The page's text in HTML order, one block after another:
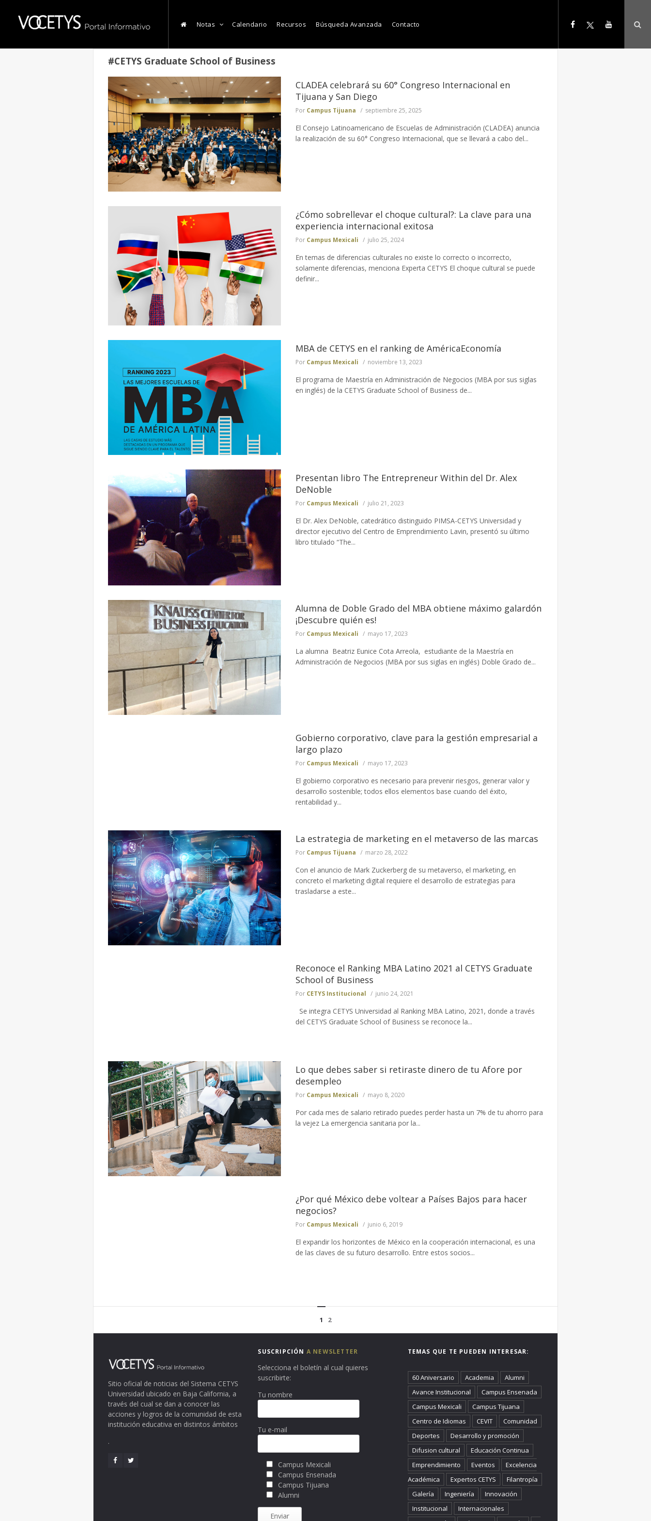
Notas Calendario Recursos Búsqueda Avanzada Contacto
#CETYS Graduate School of Business
CLADEA celebrará su 60° Congreso Internacional en
Tijuana y San Diego
Por Campus Tijuana septiembre 25, 2025
El Consejo Latinoamericano de Escuelas de Administración (CLADEA) anuncia
la realización de su 60° Congreso Internacional, que se llevará a cabo del...
¿Cómo sobrellevar el choque cultural?: La clave para una
experiencia internacional exitosa
Por Campus Mexicali julio 25, 2024
En temas de diferencias culturales no existe lo correcto o incorrecto,
solamente diferencias, menciona Experta CETYS El choque cultural se puede
definir...
MBA de CETYS en el ranking de AméricaEconomía
Por Campus Mexicali noviembre 13, 2023
El programa de Maestría en Administración de Negocios (MBA por sus siglas
en inglés) de la CETYS Graduate School of Business de...
Presentan libro The Entrepreneur Within del Dr. Alex
DeNoble
Por Campus Mexicali julio 21, 2023
El Dr. Alex DeNoble, catedrático distinguido PIMSA-CETYS Universidad y
director ejecutivo del Centro de Emprendimiento Lavin, presentó su último
libro titulado “The...
Alumna de Doble Grado del MBA obtiene máximo galardón
¡Descubre quién es!
Por Campus Mexicali mayo 17, 2023
La alumna Beatriz Eunice Cota Arreola, estudiante de la Maestría en
Administración de Negocios (MBA por sus siglas en inglés) Doble Grado de...
Gobierno corporativo, clave para la gestión empresarial a
largo plazo
Por Campus Mexicali mayo 17, 2023
El gobierno corporativo es necesario para prevenir riesgos, generar valor y
desarrollo sostenible; todos ellos elementos base cuando del éxito,
rentabilidad y...
La estrategia de marketing en el metaverso de las marcas
Por Campus Tijuana marzo 28, 2022
Con el anuncio de Mark Zuckerberg de su metaverso, el marketing, en
concreto el marketing digital requiere el desarrollo de estrategias para
trasladarse a este...
Reconoce el Ranking MBA Latino 2021 al CETYS Graduate
School of Business
Por CETYS Institucional junio 24, 2021
Se integra CETYS Universidad al Ranking MBA Latino, 2021, donde a través
del CETYS Graduate School of Business se reconoce la...
Lo que debes saber si retiraste dinero de tu Afore por
desempleo
Por Campus Mexicali mayo 8, 2020
Por cada mes de salario retirado puedes perder hasta un 7% de tu ahorro para
la vejez La emergencia sanitaria por la...
¿Por qué México debe voltear a Países Bajos para hacer
negocios?
Por Campus Mexicali junio 6, 2019
El expandir los horizontes de México en la cooperación internacional, es una
de las claves de su futuro desarrollo. Entre estos socios...
1 2
Sitio oficial de noticias del Sistema CETYS
Universidad ubicado en Baja California, a
través del cual se dan a conocer las
acciones y logros de la comunidad de esta
institución educativa en distintos ámbitos
.
SUSCRIPCIÓN A NEWSLETTER
Selecciona el boletín al cual quieres
suscribirte:
Tu nombre
Tu e-mail
Campus Mexicali
Campus Ensenada
Campus Tijuana
Alumni
TEMAS QUE TE PUEDEN INTERESAR:
60 Aniversario Academia
Alumni
Avance Institucional
Campus Ensenada
Campus Mexicali
Campus Tijuana
Centro de Idiomas
CEVIT
Comunidad
Deportes
Desarrollo y promoción
Difusion cultural
Educación Continua
Emprendimiento
Eventos
Excelencia
Académica
Expertos CETYS
Filantropía
Galería
Ingeniería
Innovación
Institucional
Internacionales